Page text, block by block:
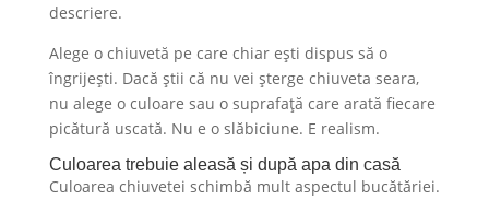
descriere.
Alege o chiuvetă pe care chiar ești dispus să o
îngrijești. Dacă știi că nu vei șterge chiuveta seara,
nu alege o culoare sau o suprafață care arată fiecare
picătură uscată. Nu e o slăbiciune. E realism.
Culoarea trebuie aleasă și după apa din casă
Culoarea chiuvetei schimbă mult aspectul bucătăriei.